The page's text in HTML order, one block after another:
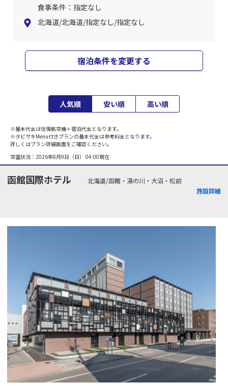
食事条件：指定なし
北海道/北海道/指定なし/指定なし
宿泊条件を変更する
人気順 安い順 高い順
※基本代金は往復航空機＋宿泊代金となります。
※タビサキMenu付きプランの基本代金は参考料金となります。
詳しくはプラン詳細画面をご確認ください。
空室状況： 2026年8月9日（日） 04:00現在
函館国際ホテル
北海道/函館・湯の川・大沼・松前
施設詳細